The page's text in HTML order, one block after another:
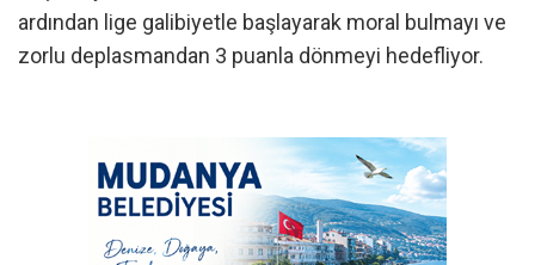
ardından lige galibiyetle başlayarak moral bulmayı ve
zorlu deplasmandan 3 puanla dönmeyi hedefliyor.